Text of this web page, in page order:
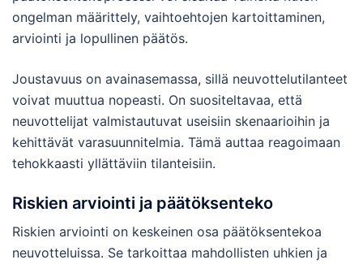
ongelman määrittely, vaihtoehtojen kartoittaminen,
arviointi ja lopullinen päätös.
Joustavuus on avainasemassa, sillä neuvottelutilanteet
voivat muuttua nopeasti. On suositeltavaa, että
neuvottelijat valmistautuvat useisiin skenaarioihin ja
kehittävät varasuunnitelmia. Tämä auttaa reagoimaan
tehokkaasti yllättäviin tilanteisiin.
Riskien arviointi ja päätöksenteko
Riskien arviointi on keskeinen osa päätöksentekoa
neuvotteluissa. Se tarkoittaa mahdollisten uhkien ja